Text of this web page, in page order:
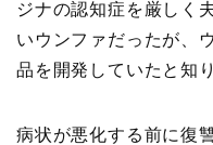
ジナの認知症を厳しく
いウンファだったが、
品を開発していたと知
病状が悪化する前に復